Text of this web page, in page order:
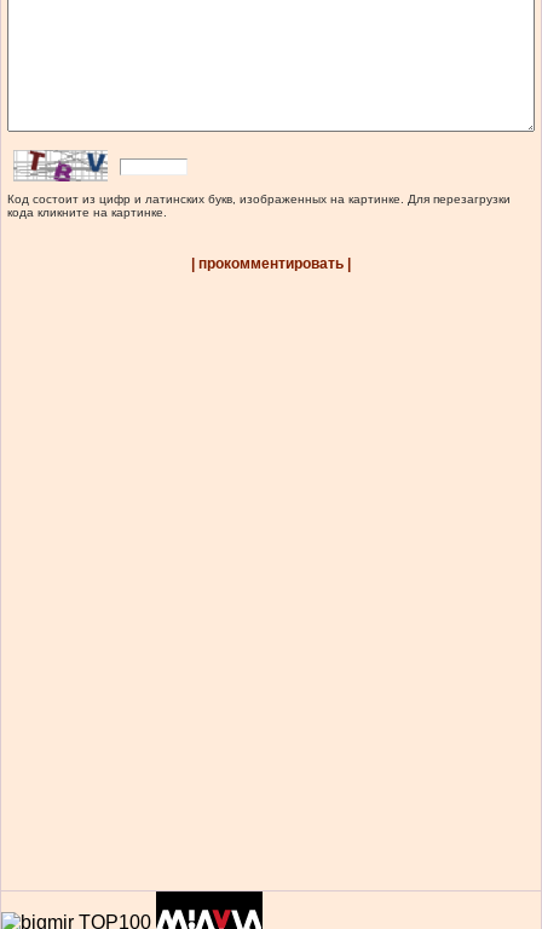
Код состоит из цифр и латинских букв, изображенных на картинке. Для перезагрузки
кода кликните на картинке.
| прокомментировать |